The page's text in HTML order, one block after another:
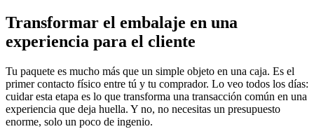
Transformar el embalaje en una
experiencia para el cliente
Tu paquete es mucho más que un simple objeto en una caja. Es el
primer contacto físico entre tú y tu comprador. Lo veo todos los días:
cuidar esta etapa es lo que transforma una transacción común en una
experiencia que deja huella. Y no, no necesitas un presupuesto
enorme, solo un poco de ingenio.